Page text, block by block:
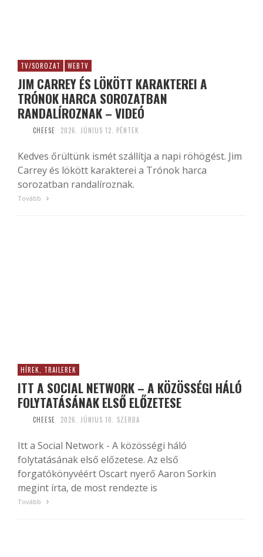
TV/SOROZAT WEBTV
JIM CARREY ÉS LÖKÖTT KARAKTEREI A
TRÓNOK HARCA SOROZATBAN
RANDALÍROZNAK – VIDEÓ
CHEESE 2026. JÚNIUS 12. PÉNTEK
Kedves őrültünk ismét szállítja a napi röhögést. Jim
Carrey és lökött karakterei a Trónok harca
sorozatban randalíroznak.
Tovább
HÍREK, TRAILEREK
ITT A SOCIAL NETWORK – A KÖZÖSSÉGI HÁLÓ
FOLYTATÁSÁNAK ELSŐ ELŐZETESE
CHEESE 2026. JÚNIUS 10. SZERDA
Itt a Social Network - A közösségi háló
folytatásának első előzetese. Az első
forgatókönyvéért Oscart nyerő Aaron Sorkin
megint írta, de most rendezte is
Tovább